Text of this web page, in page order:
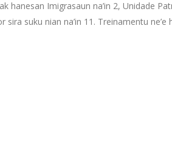
Imigrasaun na’in 2, Unidade
suku nian na’in 11. Treinamentu